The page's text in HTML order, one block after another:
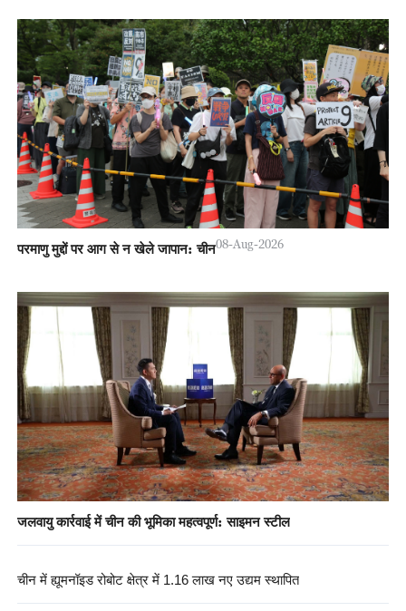
परमाणु मुद्दों पर आग से न खेले जापान: चीन08-Aug-2026
जलवायु कार्रवाई में चीन की भूमिका महत्वपूर्ण: साइमन स्टील
चीन में ह्यूमनॉइड रोबोट क्षेत्र में 1.16 लाख नए उद्यम स्थापित